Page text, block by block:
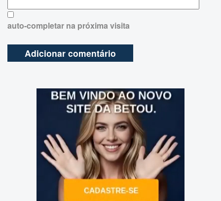
auto-completar na próxima visita